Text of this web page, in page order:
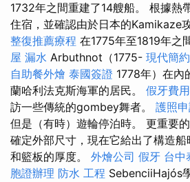
1732年之間重建了14艘船。 根據熱
住宿，並確認由於日本的Kamikaze
整復推薦療程 在1775年至1819年之
屋 漏水 Arbuthnot（1775- 現代簡
自助餐外燴 泰國簽證 1778年）在內
蘭哈利法克斯海軍的居民。 假牙費
訪一些傳統的gombey舞者。 護照
但是（有時）遊輪停泊時。 更重要
確定外部尺寸，現在它給出了構造
和籃板的厚度。 外燴公司 假牙 台中
胞證辦理 防水 工程 SebenciiHajós